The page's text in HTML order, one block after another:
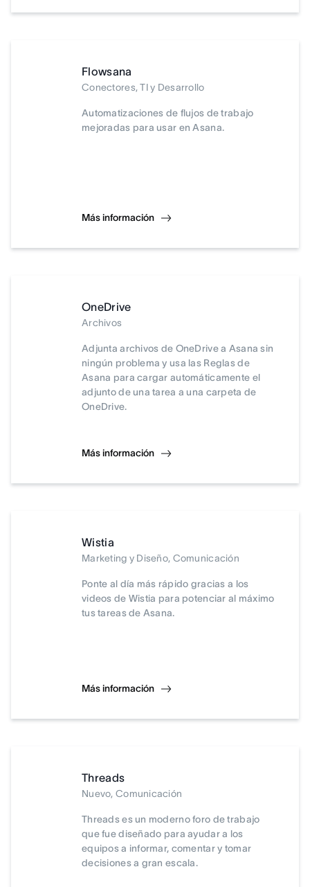
Flowsana
Conectores, TI y Desarrollo
Automatizaciones de flujos de trabajo
mejoradas para usar en Asana.
Más información
OneDrive
Archivos
Adjunta archivos de OneDrive a Asana sin
ningún problema y usa las Reglas de
Asana para cargar automáticamente el
adjunto de una tarea a una carpeta de
OneDrive.
Más información
Wistia
Marketing y Diseño, Comunicación
Ponte al día más rápido gracias a los
videos de Wistia para potenciar al máximo
tus tareas de Asana.
Más información
Threads
Nuevo, Comunicación
Threads es un moderno foro de trabajo
que fue diseñado para ayudar a los
equipos a informar, comentar y tomar
decisiones a gran escala.